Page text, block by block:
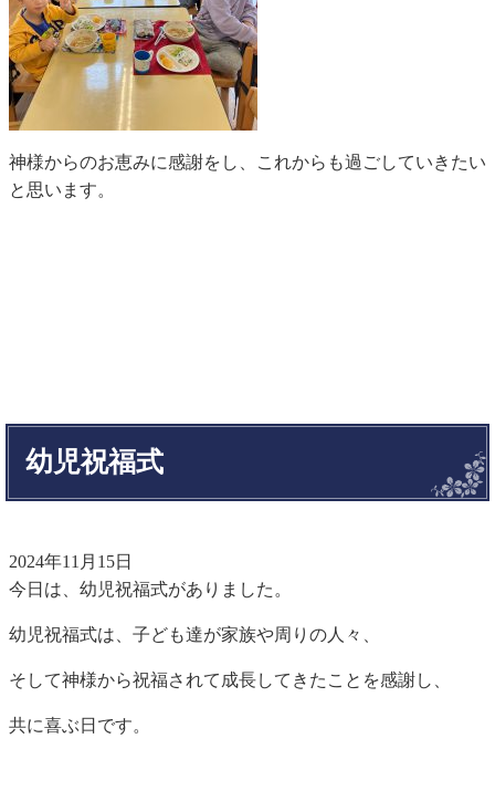
神様からのお恵みに感謝をし、これからも過ごしていきたい
と思います。
幼児祝福式
2024年11月15日
今日は、幼児祝福式がありました。
幼児祝福式は、子ども達が家族や周りの人々、
そして神様から祝福されて成長してきたことを感謝し、
共に喜ぶ日です。